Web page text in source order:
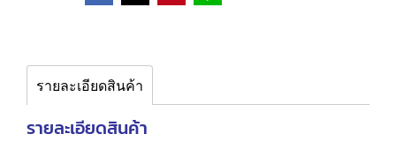
รายละเอียดสินค้า
รายละเอียดสินค้า